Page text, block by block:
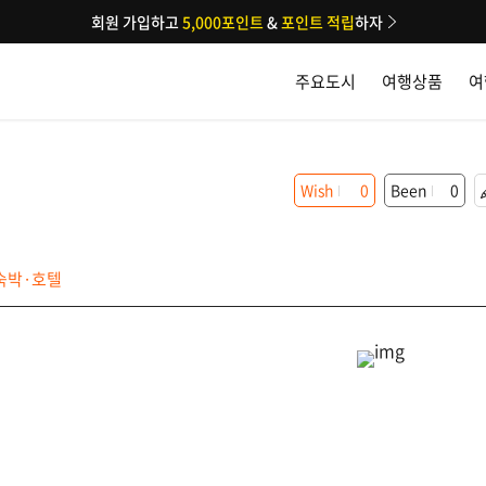
주요도시 여행상품
회원 가입하고5,000포인트&포인트 적립하자
박·호텔
Wish 0 Been 0